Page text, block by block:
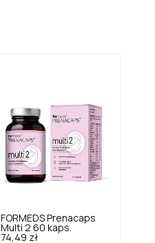
FORMEDS Prenacaps
Multi 2 60 kaps.
74,49 zł